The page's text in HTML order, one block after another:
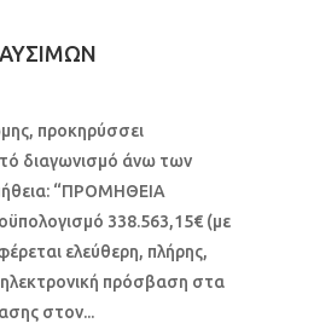
προκηρύσσει
διαγωνισμό άνω των
“ΠΡΟΜΗΘΕΙΑ
338.563,15€ (με
ελεύθερη, πλήρης,
πρόσβαση στα
στον...